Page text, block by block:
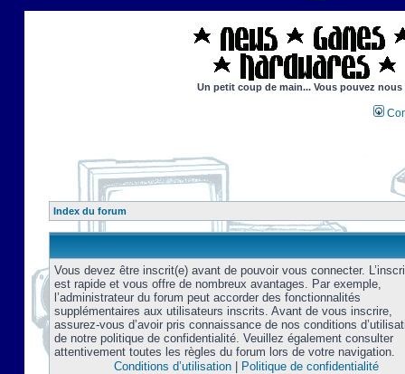
Un petit coup de main... Vous pouvez
Index du forum
Vous devez être inscrit(e) avant de pouvoir vous connecter.
est rapide et vous offre de nombreux avantages. Par exemple,
l’administrateur du forum peut accorder des fonctionnalités
supplémentaires aux utilisateurs inscrits. Avant de vous inscrire,
assurez-vous d’avoir pris connaissance de nos conditions
de notre politique de confidentialité. Veuillez également consulter
attentivement toutes les règles du forum lors de votre navigation.
Conditions d’utilisation| Politique de confidentialité